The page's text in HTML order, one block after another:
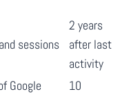
sessions
2 years
after last
activity
Google
10